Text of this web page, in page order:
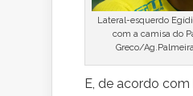
Lateral-esquerdo
com a camisa do
Greco/
E, de acordo com